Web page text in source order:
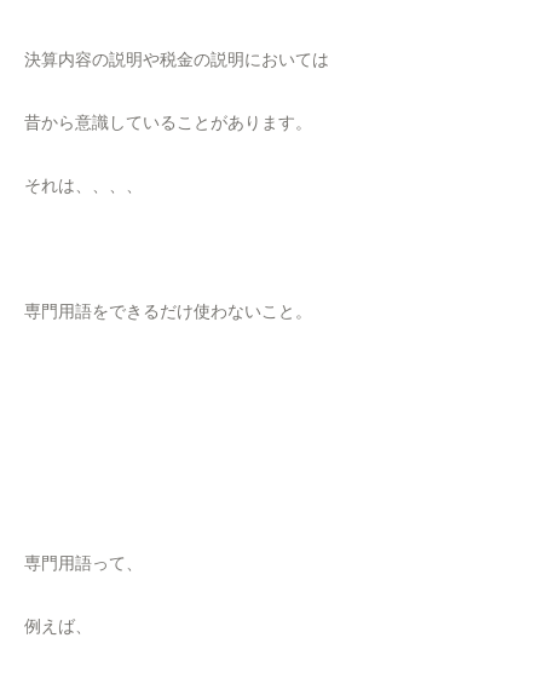
決算内容の説明や税金の説明においては
昔から意識していることがあります。
それは、、、、
専門用語をできるだけ使わないこと。
専門用語って、
例えば、